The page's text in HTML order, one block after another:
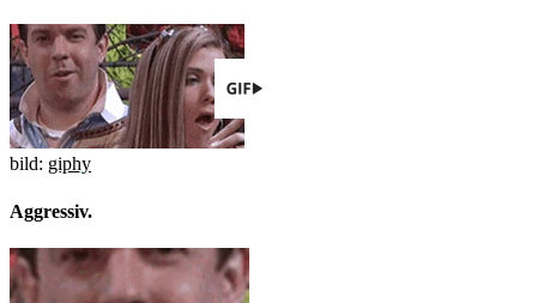
bild: giphy
Aggressiv.